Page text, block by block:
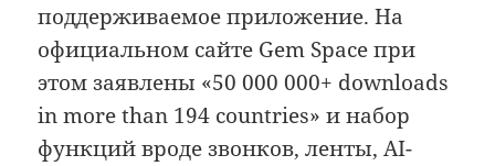
поддерживаемое приложение. На
официальном сайте Gem Space при
этом заявлены «50 000 000+ downloads
in more than 194 countries» и набор
функций вроде звонков, ленты, AI-